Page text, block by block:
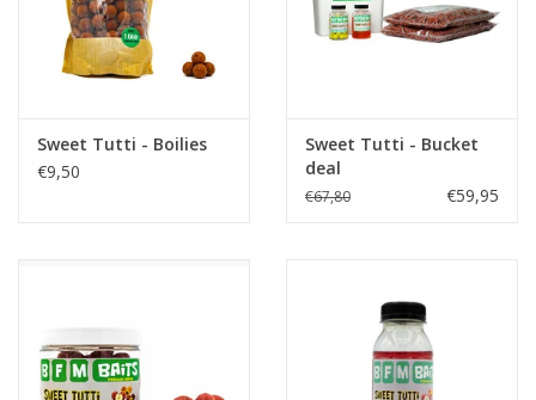
Sweet Tutti - Boilies
€9,50
Sweet Tutti - Bucket
deal
€67,80 €59,95